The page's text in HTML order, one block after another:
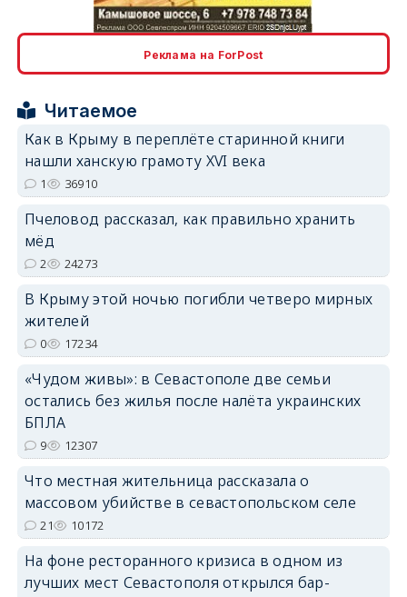
erid: 2SDnjcLUypt
erid: 2SDnjcrDNw6
erid: 2SDnjdPjgYS
erid: 2SDnjdvhGXG
Реклама на ForPost
Читаемое
Как в Крыму в переплёте старинной книги
нашли ханскую грамоту XVI века
1 36910
Пчеловод рассказал, как правильно хранить
мёд
2 24273
В Крыму этой ночью погибли четверо мирных
жителей
0 17234
«Чудом живы»: в Севастополе две семьи
остались без жилья после налёта украинских
БПЛА
9 12307
Что местная жительница рассказала о
массовом убийстве в севастопольском селе
21 10172
На фоне ресторанного кризиса в одном из
лучших мест Севастополя открылся бар-